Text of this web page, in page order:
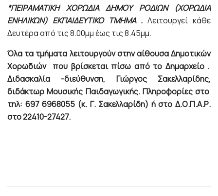
*ΠΕΙΡΑΜΑΤΙΚΗ ΧΟΡΩΔΙΑ ΔΗΜΟΥ ΡΟΔΙΩΝ (ΧΟΡΩΔΙΑ
ΕΝΗΛΙΚΩΝ) ΕΚΠΑΙΔΕΥΤΙΚΟ ΤΜΗΜΑ .Λειτουργεί κάθε
Δευτέρα από τις 8.00μμ έως τις 8.45μμ.
Όλα τα τμήματα λειτουργούν στην αίθουσα Δημοτικών
Χορωδιών που βρίσκεται πίσω από το Δημαρχείο .
Διδασκαλία -διεύθυνση, Γιώργος Σακελλαρίδης,
διδάκτωρ Μουσικής Παιδαγωγικής. Πληροφορίες στο
τηλ: 697 6968055 (κ. Γ. Σακελλαρίδη) ή στο Δ.Ο.Π.Α.Ρ.
στο 22410-27427.